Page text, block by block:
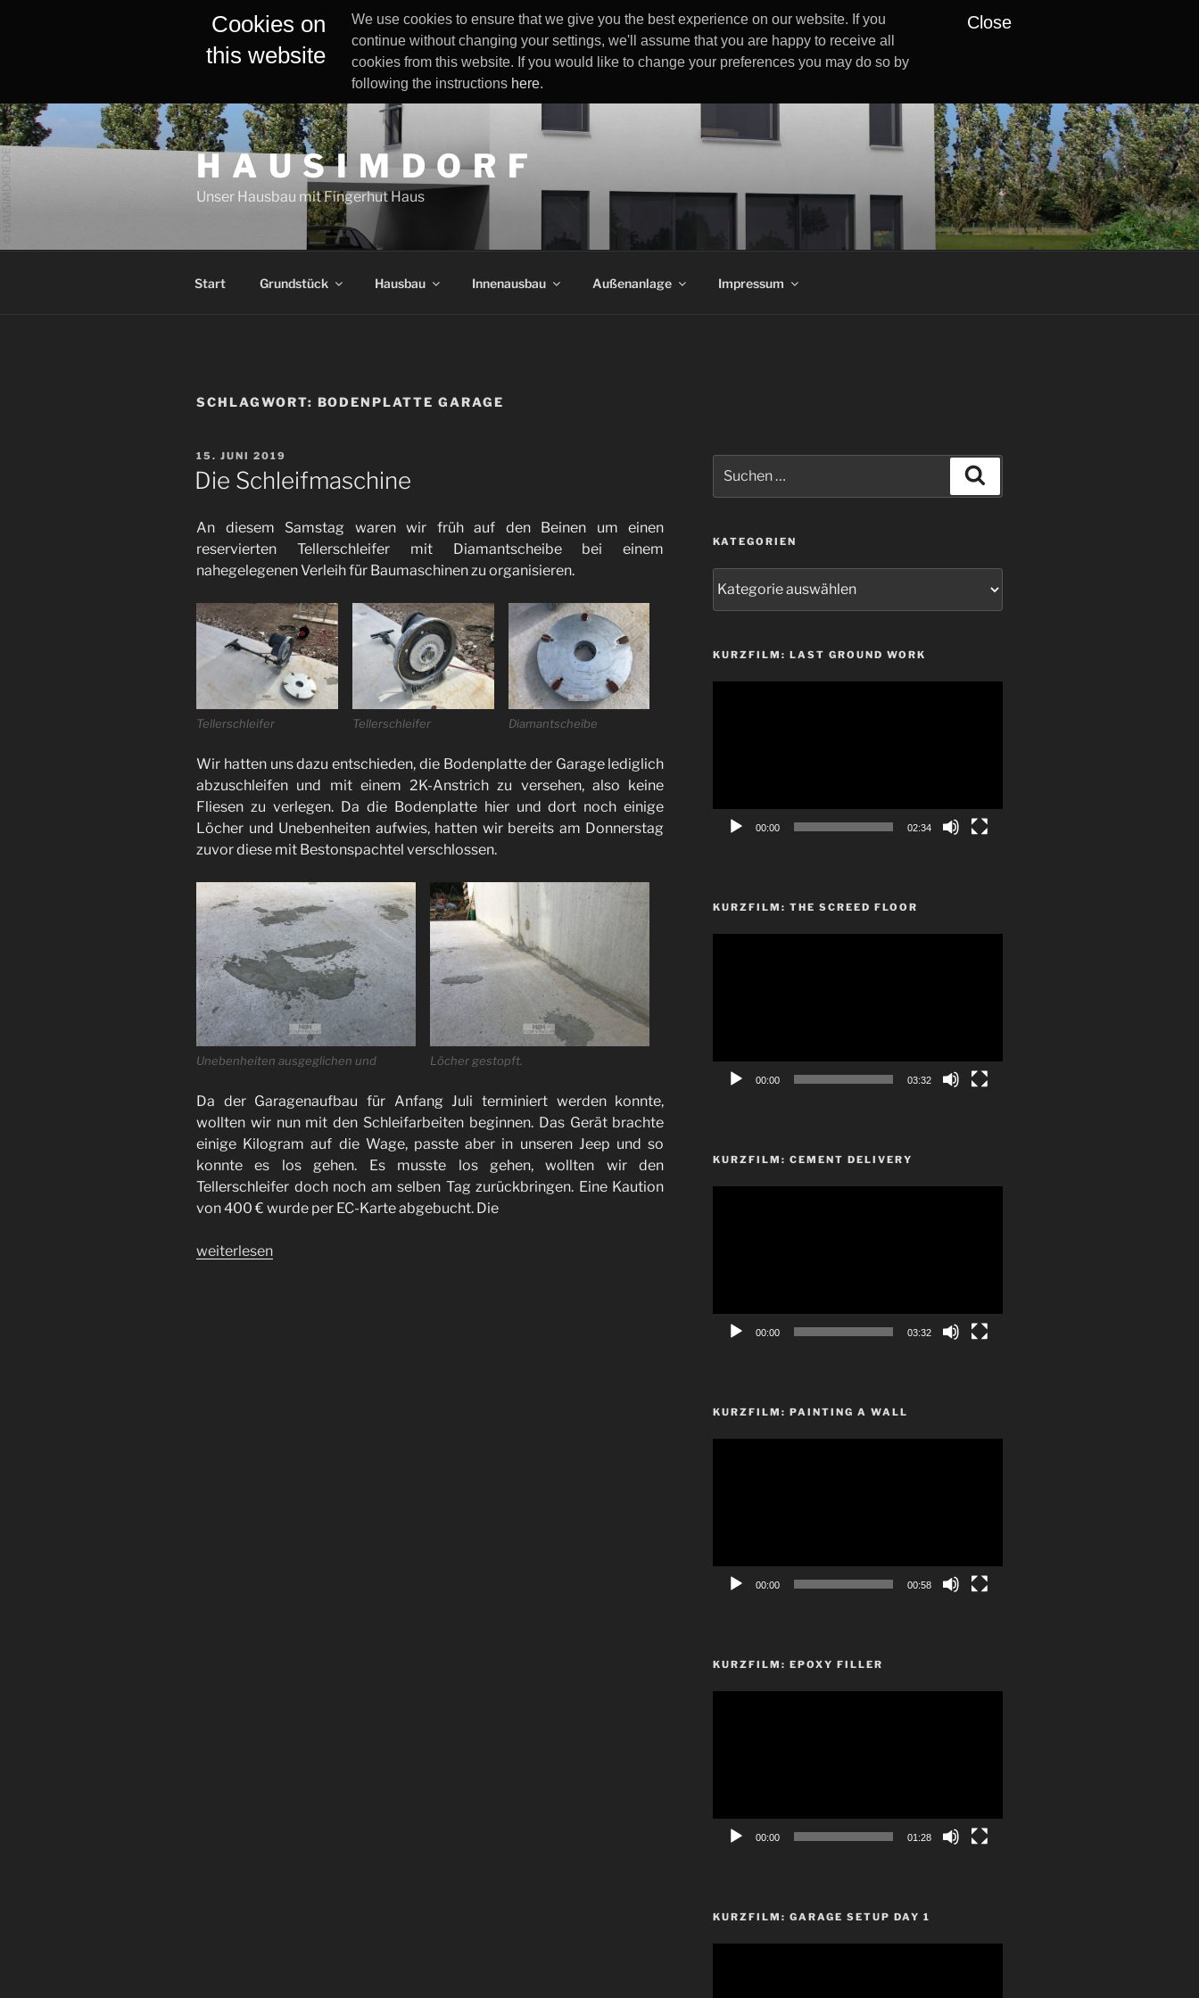
Cookies on
this website
We use cookies to ensure that we give you the best experience on our website. If you
continue without changing your settings, we'll assume that you are happy to receive all
cookies from this website. If you would like to change your preferences you may do so by
following the instructions here.
Close
Zum
Inhalt
springen
H A U S I M D O R F
Unser Hausbau mit Fingerhut Haus
Start Grundstück Hausbau Innenausbau Außenanlage Impressum
SCHLAGWORT: BODENPLATTE GARAGE
VERÖFFENTLICHT
AM
15. JUNI 2019
Die Schleifmaschine
An diesem Samstag waren wir früh auf den Beinen um einen
reservierten Tellerschleifer mit Diamantscheibe bei einem
nahegelegenen Verleih für Baumaschinen zu organisieren.
Tellerschleifer Tellerschleifer Diamantscheibe
Wir hatten uns dazu entschieden, die Bodenplatte der Garage lediglich
abzuschleifen und mit einem 2K-Anstrich zu versehen, also keine
Fliesen zu verlegen. Da die Bodenplatte hier und dort noch einige
Löcher und Unebenheiten aufwies, hatten wir bereits am Donnerstag
zuvor diese mit Bestonspachtel verschlossen.
Unebenheiten ausgeglichen und Löcher gestopft.
Da der Garagenaufbau für Anfang Juli terminiert werden konnte,
wollten wir nun mit den Schleifarbeiten beginnen. Das Gerät brachte
einige Kilogram auf die Wage, passte aber in unseren Jeep und so
konnte es los gehen. Es musste los gehen, wollten wir den
Tellerschleifer doch noch am selben Tag zurückbringen. Eine Kaution
von 400 € wurde per EC-Karte abgebucht. Die
„Die
weiterlesen
nach:
KATEGORIEN
KURZFILM: LAST GROUND WORK
00:00 02:34
KURZFILM: THE SCREED FLOOR
00:00 03:32
KURZFILM: CEMENT DELIVERY
00:00 03:32
KURZFILM: PAINTING A WALL
00:00 00:58
KURZFILM: EPOXY FILLER
00:00 01:28
KURZFILM: GARAGE SETUP DAY 1